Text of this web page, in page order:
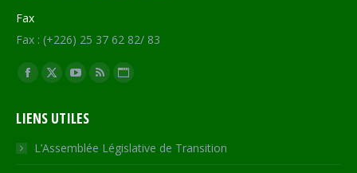
Fax
Fax : (+226) 25 37 62 82/ 83
Trouvez nous sur :
Facebook
opens
in
new
X
opens
in
new
YouTube
opens
in
new
RSS
in
new
Site
opens
in
LIENS UTILES
L’Assemblée Législative de Transition